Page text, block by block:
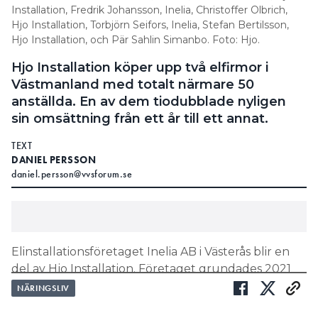
Installation, Fredrik Johansson, Inelia, Christoffer Olbrich,
Hjo Installation, Torbjörn Seifors, Inelia, Stefan Bertilsson,
Hjo Installation, och Pär Sahlin Simanbo. Foto: Hjo.
Hjo Installation köper upp två elfirmor i
Västmanland med totalt närmare 50
anställda. En av dem tiodubblade nyligen
sin omsättning från ett år till ett annat.
TEXT
DANIEL PERSSON
daniel.persson@vvsforum.se
Elinstallationsföretaget Inelia AB i Västerås blir en
del av Hjo Installation. Företaget grundades 2021
och skaffade sig snabbt kunder inom kommersiella
NÄRINGSLIV